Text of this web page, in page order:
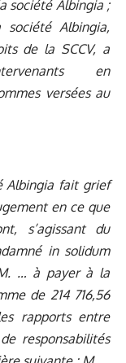
société Albingia ;
société Albingia,
de la SCCV, a
en
versées au
Albingia fait grief
en ce que
s’agissant du
in solidum
… à payer à la
de 214 716,56
rapports entre
responsabilités